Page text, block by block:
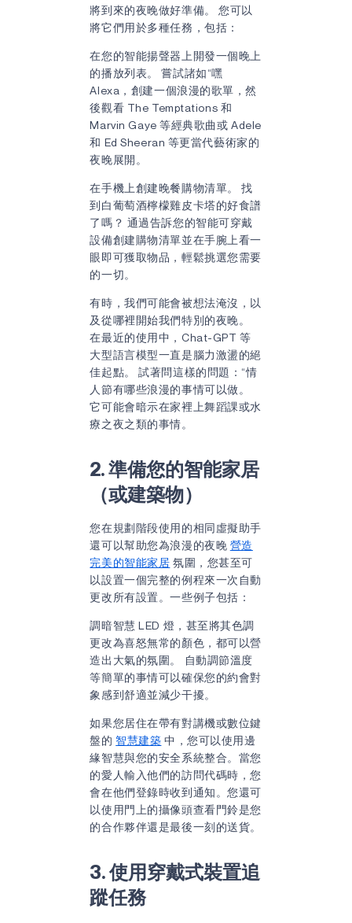
將到來的夜晚做好準備。 您可以
將它們用於多種任務，包括：
在您的智能揚聲器上開發一個晚上
的播放列表。 嘗試諸如“嘿
Alexa，創建一個浪漫的歌單，然
後觀看 The Temptations 和
Marvin Gaye 等經典歌曲或 Adele
和 Ed Sheeran 等更當代藝術家的
夜晚展開。
在手機上創建晚餐購物清單。 找
到白葡萄酒檸檬雞皮卡塔的好食譜
了嗎？ 通過告訴您的智能可穿戴
設備創建購物清單並在手腕上看一
眼即可獲取物品，輕鬆挑選您需要
的一切。
有時，我們可能會被想法淹沒，以
及從哪裡開始我們特別的夜晚。
在最近的使用中，Chat-GPT 等
大型語言模型一直是腦力激盪的絕
佳起點。 試著問這樣的問題：“情
人節有哪些浪漫的事情可以做。
它可能會暗示在家裡上舞蹈課或水
療之夜之類的事情。
2. 準備您的智能家居
（或建築物）
您在規劃階段使用的相同虛擬助手
還可以幫助您為浪漫的夜晚 營造
完美的智能家居 氛圍，您甚至可
以設置一個完整的例程來一次自動
更改所有設置。一些例子包括：
調暗智慧 LED 燈，甚至將其色調
更改為喜怒無常的顏色，都可以營
造出大氣的氛圍。 自動調節溫度
等簡單的事情可以確保您的約會對
象感到舒適並減少干擾。
如果您居住在帶有對講機或數位鍵
盤的智慧建築 中，您可以使用邊
緣智慧與您的安全系統整合。當您
的愛人輸入他們的訪問代碼時，您
會在他們登錄時收到通知。您還可
以使用門上的攝像頭查看門鈴是您
的合作夥伴還是最後一刻的送貨。
3. 使用穿戴式裝置追
蹤任務